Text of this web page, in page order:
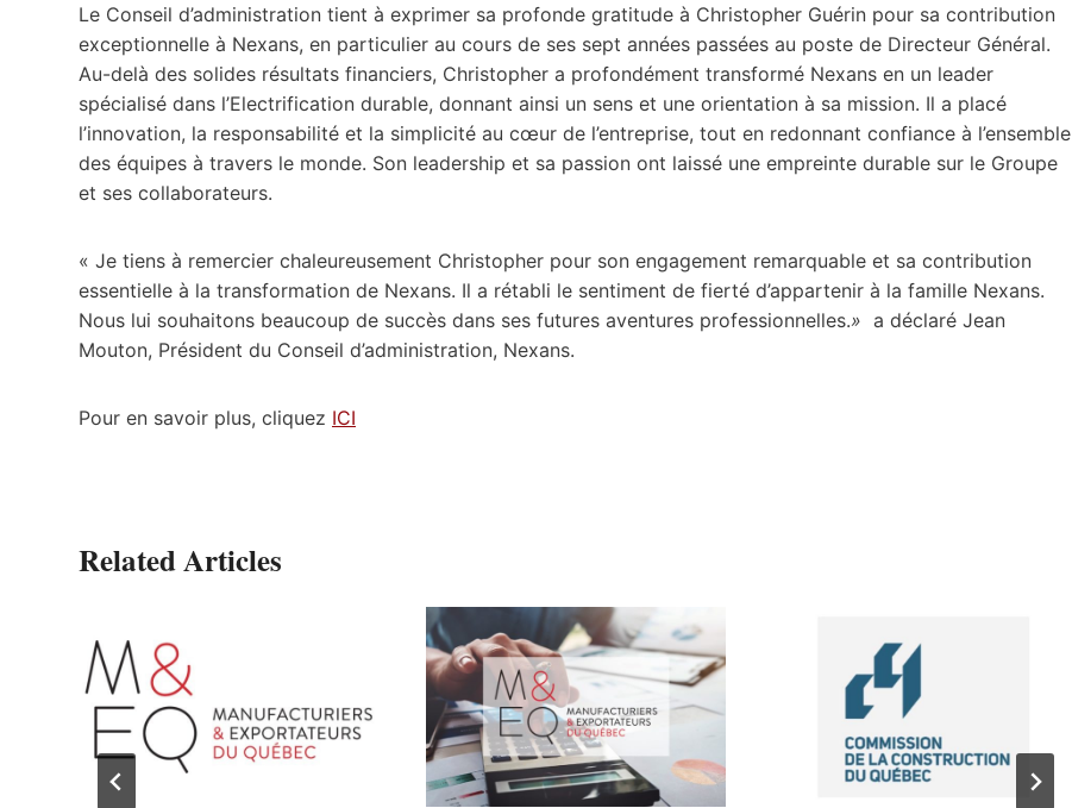
Le Conseil d’administration tient à exprimer sa profonde gratitude à Christopher Guérin pour sa contribution
exceptionnelle à Nexans, en particulier au cours de ses sept années passées au poste de Directeur Général.
Au-delà des solides résultats financiers, Christopher a profondément transformé Nexans en un leader
spécialisé dans l’Electrification durable, donnant ainsi un sens et une orientation à sa mission. Il a placé
l’innovation, la responsabilité et la simplicité au cœur de l’entreprise, tout en redonnant confiance à l’ensemble
des équipes à travers le monde. Son leadership et sa passion ont laissé une empreinte durable sur le Groupe
et ses collaborateurs.
« Je tiens à remercier chaleureusement Christopher pour son engagement remarquable et sa contribution
essentielle à la transformation de Nexans. Il a rétabli le sentiment de fierté d’appartenir à la famille Nexans.
Nous lui souhaitons beaucoup de succès dans ses futures aventures professionnelles.» a déclaré Jean
Mouton, Président du Conseil d’administration, Nexans.
Pour en savoir plus, cliquez ICI
Related Articles